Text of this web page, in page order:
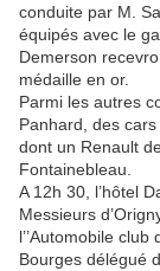
conduite par M.
équipés avec le
Demerson
médaille en or.
Parmi les autres
Panhard, des
dont un Renault
Fontainebleau.
A 12h 30, l’hôtel
Messieurs
l’’Automobile
Bourges délégué